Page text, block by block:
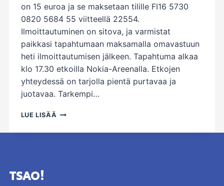
on 15 euroa ja se maksetaan tilille FI16 5730
0820 5684 55 viitteellä 22554.
Ilmoittautuminen on sitova, ja varmistat
paikkasi tapahtumaan maksamalla omavastuun
heti ilmoittautumisen jälkeen. Tapahtuma alkaa
klo 17.30 etkoilla Nokia-Areenalla. Etkojen
yhteydessä on tarjolla pientä purtavaa ja
juotavaa. Tarkempi…
LUE LISÄÄ ILVES
TAPPARA
TSAO!